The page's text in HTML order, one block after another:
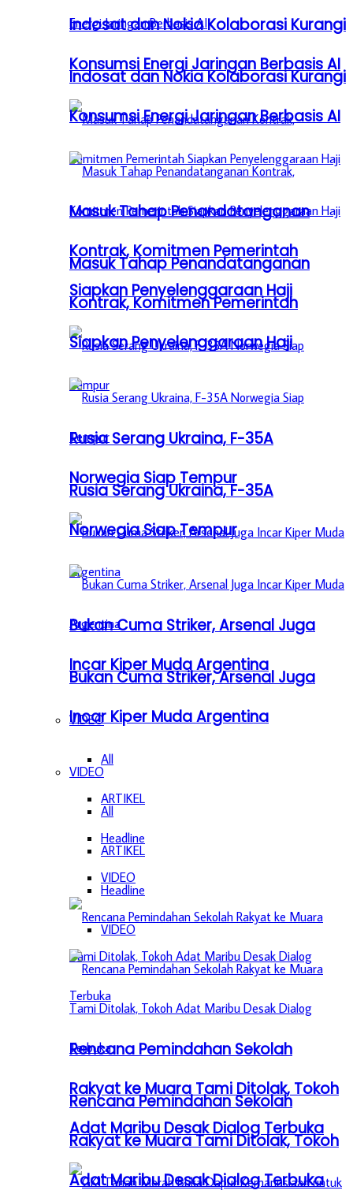
Indosat dan Nokia Kolaborasi Kurangi
Konsumsi Energi Jaringan Berbasis AI
Masuk Tahap Penandatanganan
Kontrak, Komitmen Pemerintah
Siapkan Penyelenggaraan Haji
Rusia Serang Ukraina, F-35A
Norwegia Siap Tempur
Bukan Cuma Striker, Arsenal Juga
Incar Kiper Muda Argentina
VIDEO
All
ARTIKEL
Headline
VIDEO
Rencana Pemindahan Sekolah
Rakyat ke Muara Tami Ditolak, Tokoh
Adat Maribu Desak Dialog Terbuka
Indosat dan Nokia Kolaborasi Kurangi
Konsumsi Energi Jaringan Berbasis AI
Masuk Tahap Penandatanganan
Kontrak, Komitmen Pemerintah
Siapkan Penyelenggaraan Haji
Rusia Serang Ukraina, F-35A
Norwegia Siap Tempur
Bukan Cuma Striker, Arsenal Juga
Incar Kiper Muda Argentina
VIDEO
All
ARTIKEL
Headline
VIDEO
Rencana Pemindahan Sekolah
Rakyat ke Muara Tami Ditolak, Tokoh
Adat Maribu Desak Dialog Terbuka